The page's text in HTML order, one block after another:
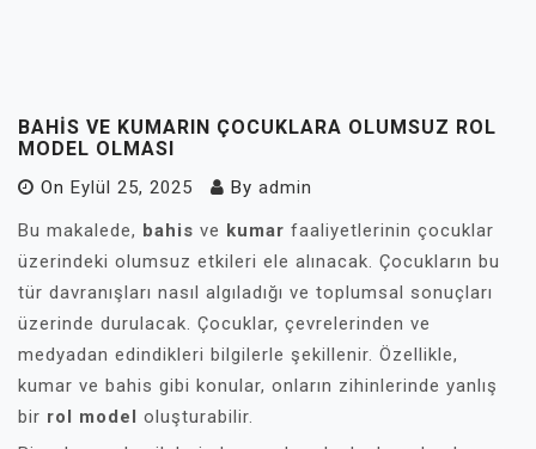
BAHIS VE KUMARIN ÇOCUKLARA OLUMSUZ ROL
MODEL OLMASI
On Eylül 25, 2025 By admin
Bu makalede, bahis ve kumar faaliyetlerinin çocuklar
üzerindeki olumsuz etkileri ele alınacak. Çocukların bu
tür davranışları nasıl algıladığı ve toplumsal sonuçları
üzerinde durulacak. Çocuklar, çevrelerinden ve
medyadan edindikleri bilgilerle şekillenir. Özellikle,
kumar ve bahis gibi konular, onların zihinlerinde yanlış
bir rol model oluşturabilir.